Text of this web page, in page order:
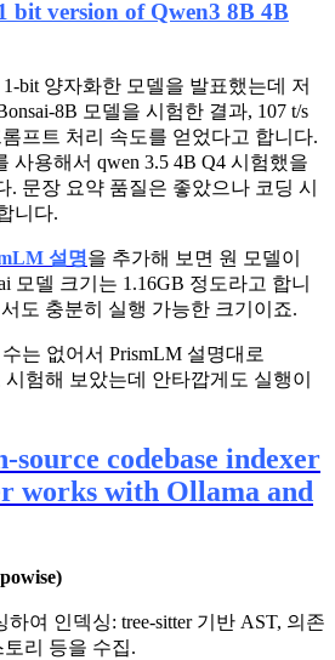
bit version of Qwen3 8B 4B
bit 양자화한 모델을 발표했는데 저
8B 모델을 시험한 결과, 107 t/s
프트 처리 속도를 얻었다고 합니다.
사용해서 qwen 3.5 4B Q4 시험했을
. 문장 요약 품질은 좋았으나 코딩 시
니다.
설명을 추가해 보면 원 모델이
모델 크기는 1.16GB 정도라고 합니
도 충분히 실행 가능한 크기이죠.
는 없어서 PrismLM 설명대로
시험해 보았는데 안타깝게도 실행이
source codebase indexer
works with Ollama and
여 인덱싱: tree-sitter 기반 AST, 의존
리 등을 수집.